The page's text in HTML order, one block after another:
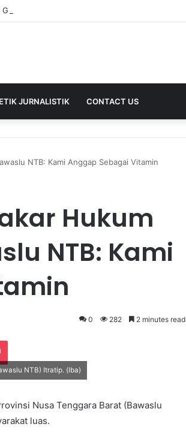
JURNALISTIK CONTACT US
NTB: Kami Anggap Sebagai Vitamin
Hukum
NTB: Kami
0 282 2 minutes read
NTB) Itratip. (Iba)
Nusa Tenggara Barat (Bawaslu
luas.